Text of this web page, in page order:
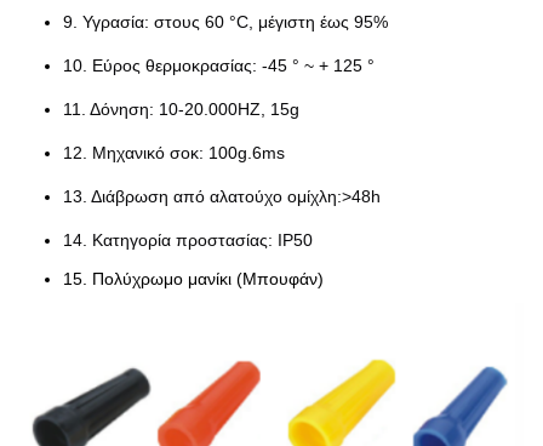
9. Υγρασία: στους 60 °C, μέγιστη έως 95%
10. Εύρος θερμοκρασίας: -45 ° ~ + 125 °
11. Δόνηση: 10-20.000HZ, 15g
12. Μηχανικό σοκ: 100g.6ms
13. Διάβρωση από αλατούχο ομίχλη:>48h
14. Κατηγορία προστασίας: IP50
15. Πολύχρωμο μανίκι (Μπουφάν)